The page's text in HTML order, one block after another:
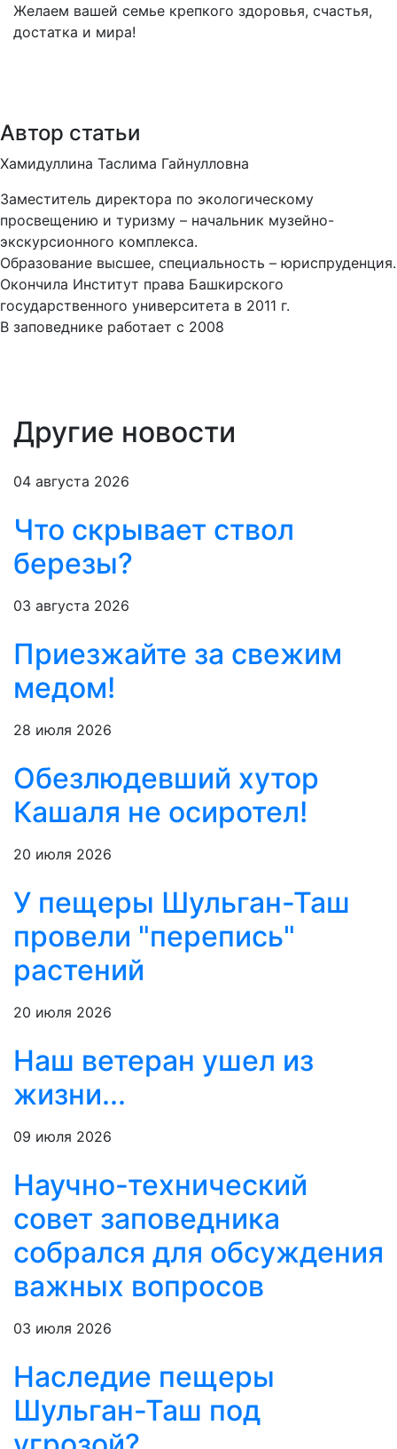
Желаем вашей семье крепкого здоровья, счастья,
достатка и мира!
Автор статьи
Хамидуллина Таслима Гайнулловна
Заместитель директора по экологическому
просвещению и туризму – начальник музейно-
экскурсионного комплекса.
Образование высшее, специальность – юриспруденция.
Окончила Институт права Башкирского
государственного университета в 2011 г.
В заповеднике работает с 2008
Другие новости
04 августа 2026
Что скрывает ствол
березы?
03 августа 2026
Приезжайте за свежим
медом!
28 июля 2026
Обезлюдевший хутор
Кашаля не осиротел!
20 июля 2026
У пещеры Шульган-Таш
провели "перепись"
растений
20 июля 2026
Наш ветеран ушел из
жизни...
09 июля 2026
Научно-технический
совет заповедника
собрался для обсуждения
важных вопросов
03 июля 2026
Наследие пещеры
Шульган-Таш под